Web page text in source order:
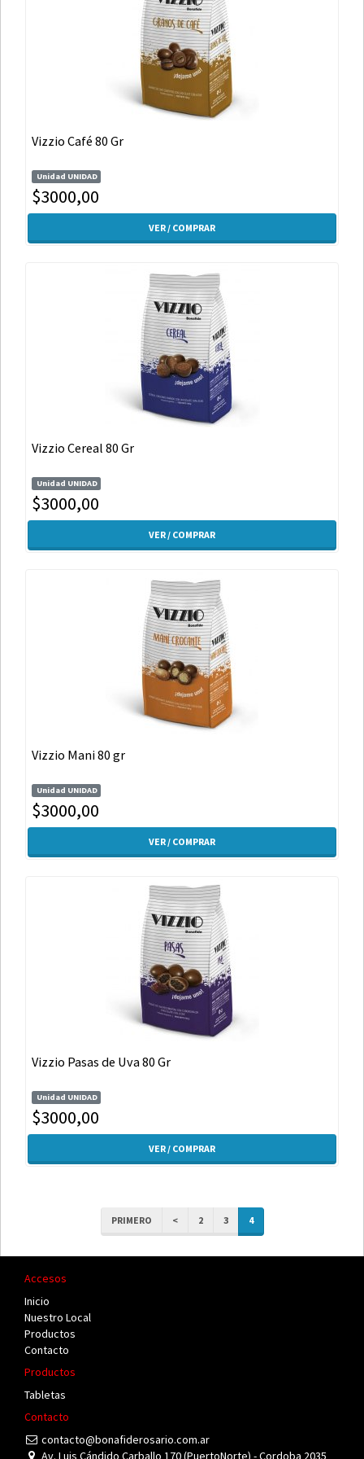
Vizzio Café 80 Gr
Unidad UNIDAD
$3000,00
VER / COMPRAR
Vizzio Cereal 80 Gr
Unidad UNIDAD
$3000,00
VER / COMPRAR
Vizzio Mani 80 gr
Unidad UNIDAD
$3000,00
VER / COMPRAR
Vizzio Pasas de Uva 80 Gr
Unidad UNIDAD
$3000,00
VER / COMPRAR
PRIMERO < 2 3 4
Accesos
Inicio
Nuestro Local
Productos
Contacto
Productos
Tabletas
Contacto
contacto@bonafiderosario.com.ar
Av. Luis Cándido Carballo 170 (PuertoNorte) - Cordoba 2035